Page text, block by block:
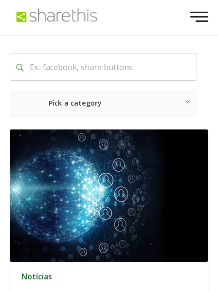
Pick a category
O mais recente Social
Notícias